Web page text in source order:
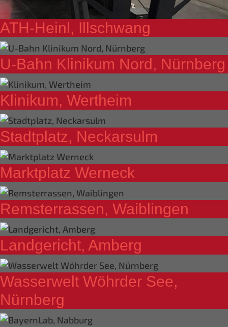
ATH-Heinl, Illschwang
U-Bahn Klinikum Nord, Nürnberg
Klinikum, Wertheim
Stadtplatz, Neckarsulm
Marktplatz Werneck
Remsterrassen, Waiblingen
Landgericht, Amberg
Wasserwelt Wöhrder See,
Nürnberg